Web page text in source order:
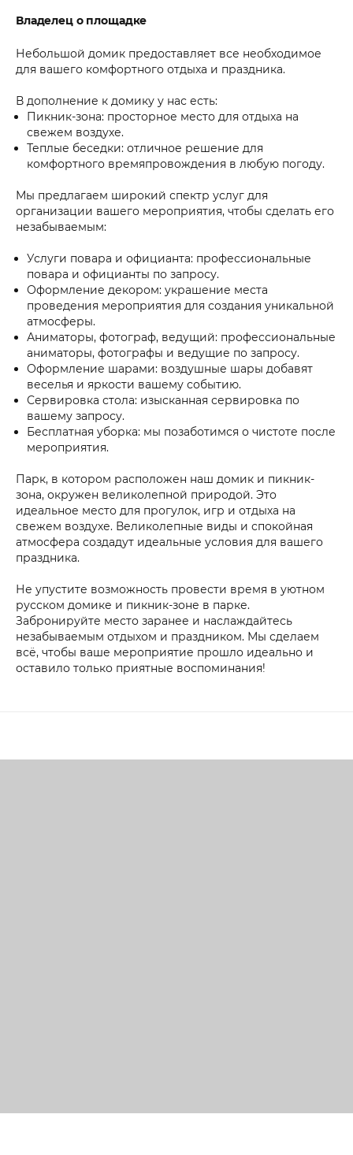
Владелец о площадке
Небольшой домик предоставляет все необходимое
для вашего комфортного отдыха и праздника.
В дополнение к домику у нас есть:
Пикник-зона: просторное место для отдыха на
свежем воздухе.
Теплые беседки: отличное решение для
комфортного времяпровождения в любую погоду.
Мы предлагаем широкий спектр услуг для
организации вашего мероприятия, чтобы сделать его
незабываемым:
Услуги повара и официанта: профессиональные
повара и официанты по запросу.
Оформление декором: украшение места
проведения мероприятия для создания уникальной
атмосферы.
Аниматоры, фотограф, ведущий: профессиональные
аниматоры, фотографы и ведущие по запросу.
Оформление шарами: воздушные шары добавят
веселья и яркости вашему событию.
Сервировка стола: изысканная сервировка по
вашему запросу.
Бесплатная уборка: мы позаботимся о чистоте после
мероприятия.
Парк, в котором расположен наш домик и пикник-
зона, окружен великолепной природой. Это
идеальное место для прогулок, игр и отдыха на
свежем воздухе. Великолепные виды и спокойная
атмосфера создадут идеальные условия для вашего
праздника.
Не упустите возможность провести время в уютном
русском домике и пикник-зоне в парке.
Забронируйте место заранее и наслаждайтесь
незабываемым отдыхом и праздником. Мы сделаем
всё, чтобы ваше мероприятие прошло идеально и
оставило только приятные воспоминания!